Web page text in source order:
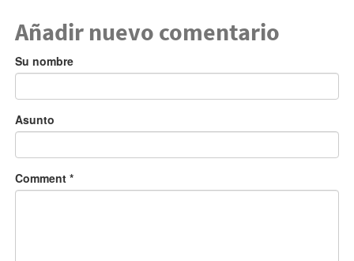
Añadir nuevo comentario
Su nombre
Asunto
Comment *